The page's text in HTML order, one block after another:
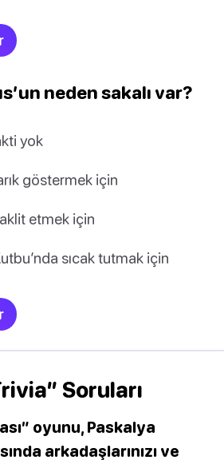
neden sakalı var?
yok
göstermek için
etmek için
sıcak tutmak için
Soruları
oyunu, Paskalya
arkadaşlarınızı ve